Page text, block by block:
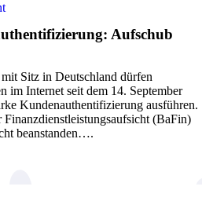
Aufschub
Sitz in Deutschland dürfen
im Internet seit dem 14. September
Kundenauthentifizierung ausführen.
(BaFin)
beanstanden….